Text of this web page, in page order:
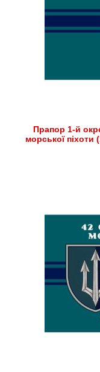
Прапор 1-й
морської